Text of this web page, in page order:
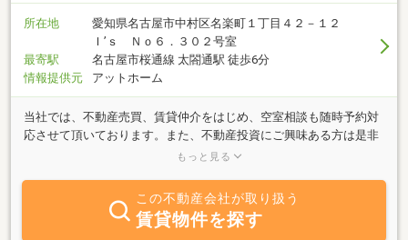
所在地
愛知県名古屋市中村区名楽町１丁目４２－１２
Ｉ’ｓ Ｎｏ６．３０２号室
最寄駅
名古屋市桜通線 太閤通駅 徒歩6分
情報提供元
アットホーム
当社では、不動産売買、賃貸仲介をはじめ、空室相談も随時予約対
応させて頂いております。また、不動産投資にご興味ある方は是非
ご相談ください！当社では建物からの家賃収入以外に、多数のニー
お客様からのお問合せスタッフ一同お待ちしております。
もっと見る
この不動産会社が取り扱う
賃貸物件を探す